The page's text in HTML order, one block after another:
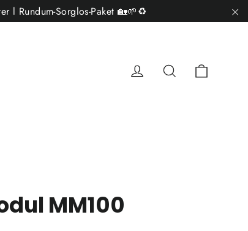
l Rundum-Sorglos-Paket 🏡🌱♻️
EinloggenSuche
MM100